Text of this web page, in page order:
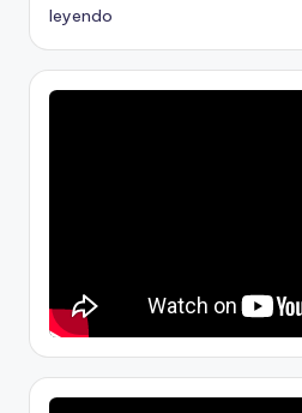
leyendo